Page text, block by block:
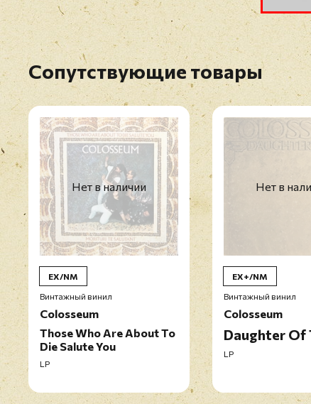
Сопутствующие товары
Нет в наличии
EX/NM
Винтажный винил
Colosseum
Those Who Are About To
Die Salute You
LP
Нет в
EX+/NM
Винтажный винил
Colosseum
Daughter Of
LP